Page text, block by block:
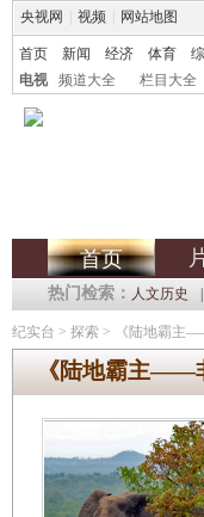
央视网 视频 网站地图
首页 新闻 经济 体育
电视
频道大全 栏目大全
首页
热门检索： 人文历史
纪实台 > 探索 > 《陆地霸主
《陆地霸主――